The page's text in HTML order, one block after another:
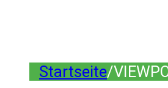
Startseite/